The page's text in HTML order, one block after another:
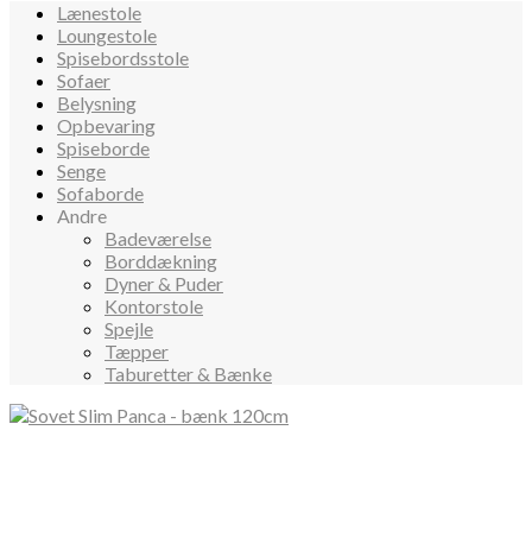
Lænestole
Loungestole
Spisebordsstole
Sofaer
Belysning
Opbevaring
Spiseborde
Senge
Sofaborde
Andre
Badeværelse
Borddækning
Dyner & Puder
Kontorstole
Spejle
Tæpper
Taburetter & Bænke